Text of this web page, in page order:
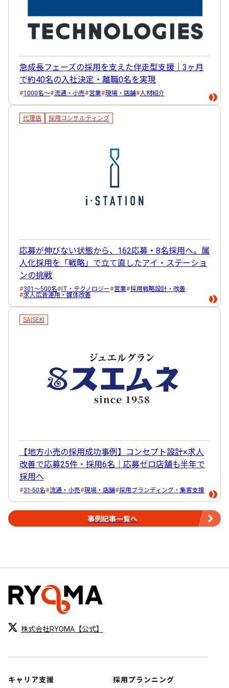
急成長フェーズの採用を支えた伴走型支援｜3ヶ月
で約40名の入社決定・離職0名を実現
1000名～ 流通・小売 営業 現場・店舗 人材紹介
代理店 採用コンサルティング
応募が伸びない状態から、162応募・8名採用へ。属
人化採用を「戦略」で立て直したアイ・ステーショ
ンの挑戦
301～500名 IT・テクノロジー 営業 採用戦略設計・改善
求人広告運用・媒体改善
SAISEKI
【地方小売の採用成功事例】コンセプト設計×求人
改善で応募25件・採用6名｜応募ゼロ店舗も半年で
採用へ
31-50名 流通・小売 現場・店舗 採用ブランディング・集客支援
事例記事一覧へ
株式会社RYOMA【公式】
キャリア支援 採用プランニング